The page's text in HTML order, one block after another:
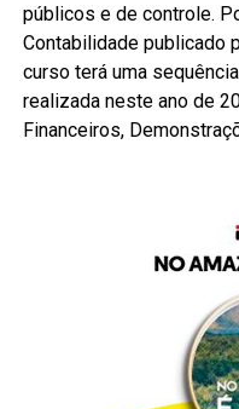
públicos e de controle.
Contabilidade publicado
curso terá uma
realizada neste ano de
Financeiros,